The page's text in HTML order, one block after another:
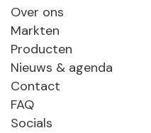
Over ons
Markten
Producten
Nieuws & agenda
Contact
FAQ
Socials